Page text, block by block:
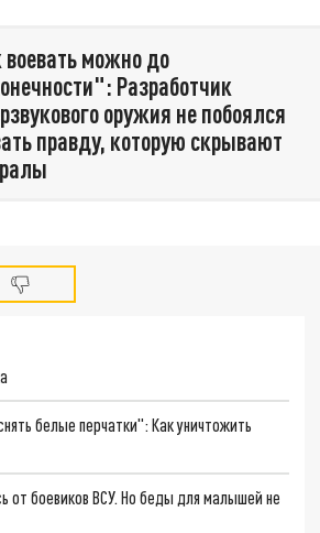
можно до
Разработчик
оружия не побоялся
правду, которую скрывают
белые перчатки": Как уничтожить
от боевиков ВСУ. Но беды для малышей не